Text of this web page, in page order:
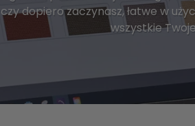
dopiero zaczynasz, łatwe w
wszystkie